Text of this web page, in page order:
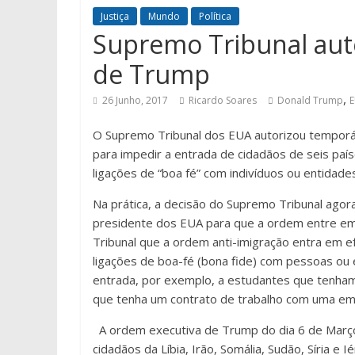
Justiça Mundo Política
Supremo Tribunal
de Trump
26 Junho, 2017 Ricardo Soares Donald Trump,
O Supremo Tribunal dos EUA autorizou
para impedir a entrada de cidadãos de seis
ligações de “boa fé” com indivíduos ou
Na prática, a decisão do Supremo Tribunal
presidente dos EUA para que a ordem entre
Tribunal que a ordem anti-imigração entra em
ligações de boa-fé (bona fide) com pessoas
entrada, por exemplo, a estudantes que
que tenha um contrato de trabalho com uma
A ordem executiva de Trump do dia 6 de
cidadãos da Líbia, Irão, Somália, Sudão, Síria